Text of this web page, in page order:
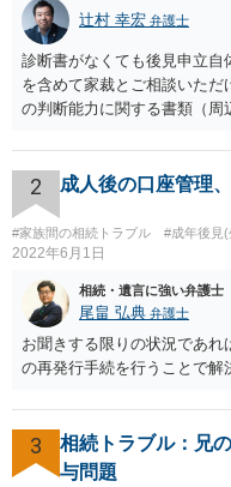
辻村 幸宏 弁護士
診断書がなくても後見申立
を含めて家裁とご相談いただ
の判断能力に関する書類（
をしていただければそこか
た、Aさんの意向を酌みす
いる施設の問題もあります
ご相談されるのもひとつの方
2 成人後の口座管理
#家族間の相続トラブル #成年後見
2022年6月1日
相続・遺言に強い弁護士
尾畠 弘典 弁護士
お聞きする限りの状況であ
の再発行手続を行うことで解
3
相続トラブル：兄
与問題